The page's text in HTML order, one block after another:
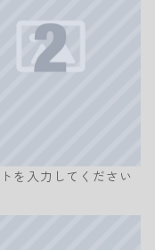
を入力してください